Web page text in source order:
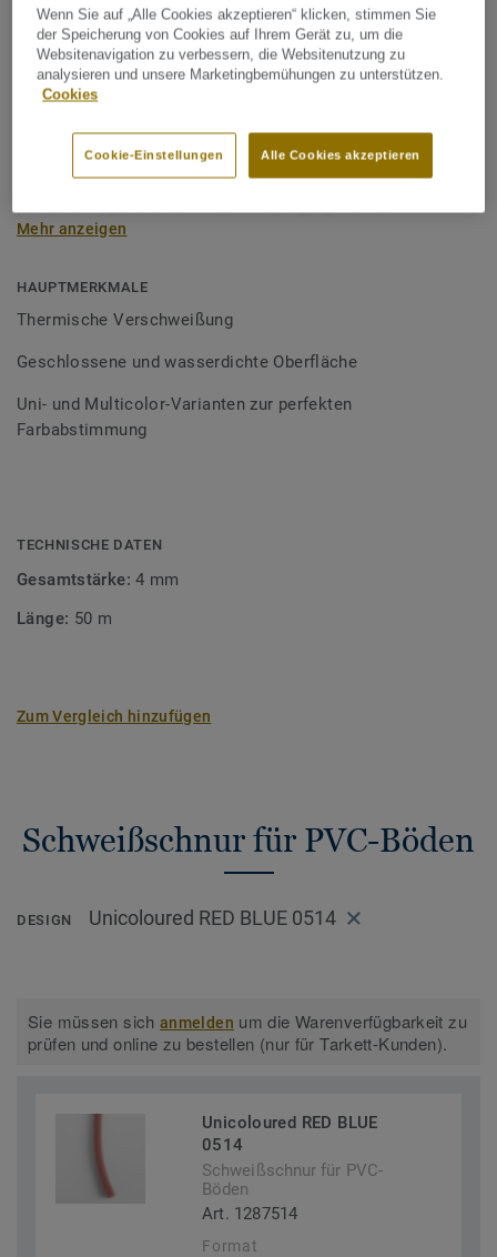
Tarkett Zubehör Komplettsortiment|Schweißschnüre
Schweißschnur für PVC-Böden
- Unicoloured RED BLUE 0514
Schweißschnüre werden zur thermischen Verschweißung
zweier PVC-Bahnen verwendet und sorgen für eine
wasserdichte und geschlossene Oberfläche, Grundlage für
perfekte Hygiene und einfache Reinigung. Tarkett
Schweißschnüre sind erhältlich in den Varianten Uni und
Bodenbelagssortiment abgestimmt. Durch die Verwendung
von Kontrastfarben lassen sich auch besondere
Mehr anzeigen
HAUPTMERKMALE
Thermische Verschweißung
Geschlossene und wasserdichte Oberfläche
Uni- und Multicolor-Varianten zur perfekten
Farbabstimmung
TECHNISCHE DATEN
Gesamtstärke:4 mm
Länge: 50 m
Zum Vergleich hinzufügen
Schweißschnur für PVC-Böden
DESIGN Unicoloured RED BLUE 0514
Sie müssen sichanmelden um die Warenverfügbarkeit zu
prüfen und online zu bestellen (nur für Tarkett-Kunden).
Unicoloured RED BLUE
0514
Schweißschnur für PVC-
Böden
Art. 1287514
Format
Wenn Sie auf „Alle Cookies akzeptieren“ klicken, stimmen Sie
der Speicherung von Cookies auf Ihrem Gerät zu, um die
Websitenavigation zu verbessern, die Websitenutzung zu
analysieren und unsere Marketingbemühungen zu unterstützen.
Cookies
Alle Cookies akzeptieren
Cookie-Einstellungen